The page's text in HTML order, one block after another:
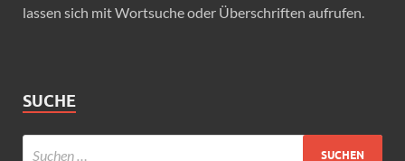
lassen sich mit Wortsuche oder Überschriften aufrufen.
SUCHE